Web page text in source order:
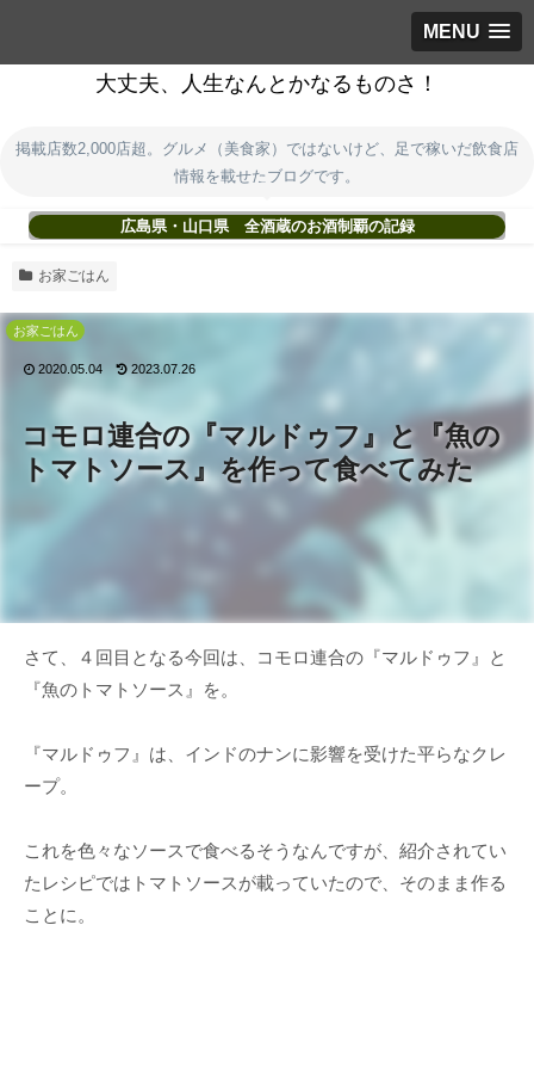
MENU
大丈夫、人生なんとかなるものさ！
掲載店数2,000店超。グルメ（美食家）ではないけど、足で稼いだ飲食店
情報を載せたブログです。
広島県・山口県 全酒蔵のお酒制覇の記録
お家ごはん
コモロ連合の『マルドゥフ』と『魚の
トマトソース』を作って食べてみた
お家ごはん
2020.05.04 2023.07.26
さて、４回目となる今回は、コモロ連合の『マルドゥフ』と
『魚のトマトソース』を。
『マルドゥフ』は、インドのナンに影響を受けた平らなクレ
ープ。
これを色々なソースで食べるそうなんですが、紹介されてい
たレシピではトマトソースが載っていたので、そのまま作る
ことに。